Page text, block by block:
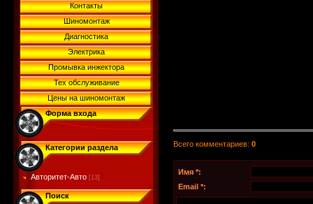
Контакты
Шиномонтаж
Диагностика
Электрика
Промывка инжектора
Тех обслуживание
Цены на шиномонтаж
Форма входа
Категории раздела
Авторитет-Авто [13]
Поиск
Всего комментариев: 0
Имя *:
Email *: